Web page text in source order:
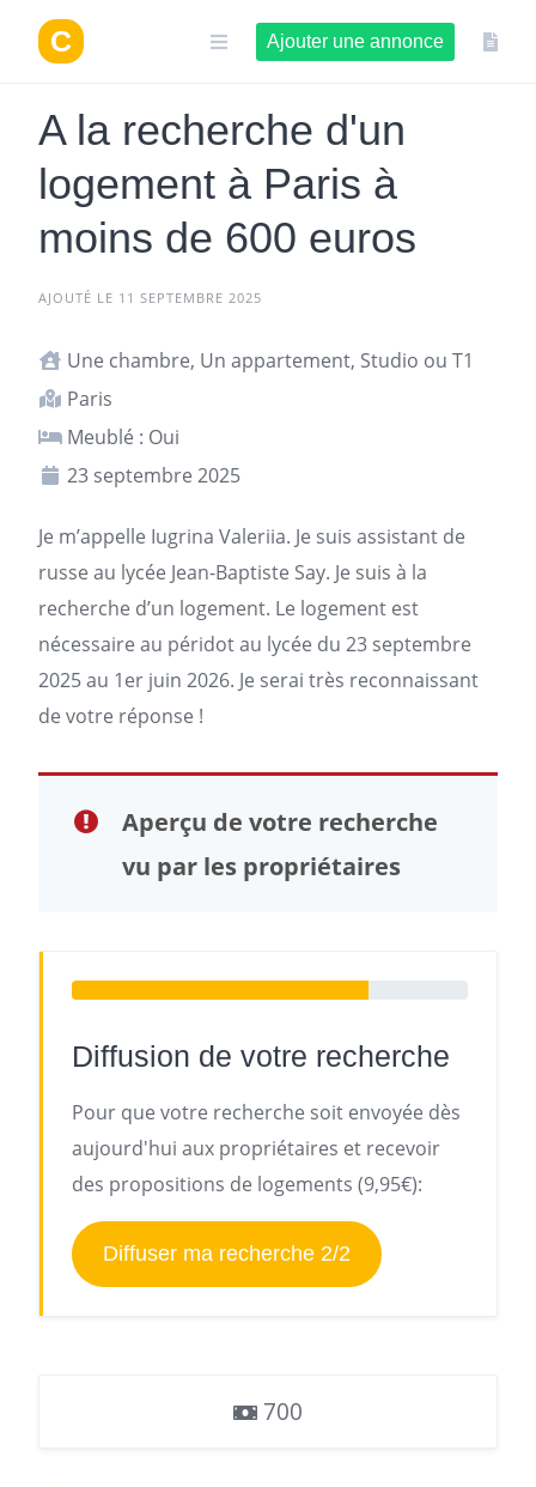
contenu
Ajouter une annonce
A la recherche d'un
logement à Paris à
moins de 600 euros
AJOUTÉ LE 11 SEPTEMBRE 2025
Une chambre, Un appartement, Studio ou T1
Paris
Meublé : Oui
23 septembre 2025
Je m’appelle Iugrina Valeriia. Je suis assistant de
russe au lycée Jean-Baptiste Say. Je suis à la
recherche d’un logement. Le logement est
nécessaire au péridot au lycée du 23 septembre
2025 au 1er juin 2026. Je serai très reconnaissant
de votre réponse !
Aperçu de votre recherche
vu par les propriétaires
Diffusion de votre recherche
Pour que votre recherche soit envoyée dès
aujourd'hui aux propriétaires et recevoir
des propositions de logements (9,95€):
Diffuser ma recherche 2/2
700